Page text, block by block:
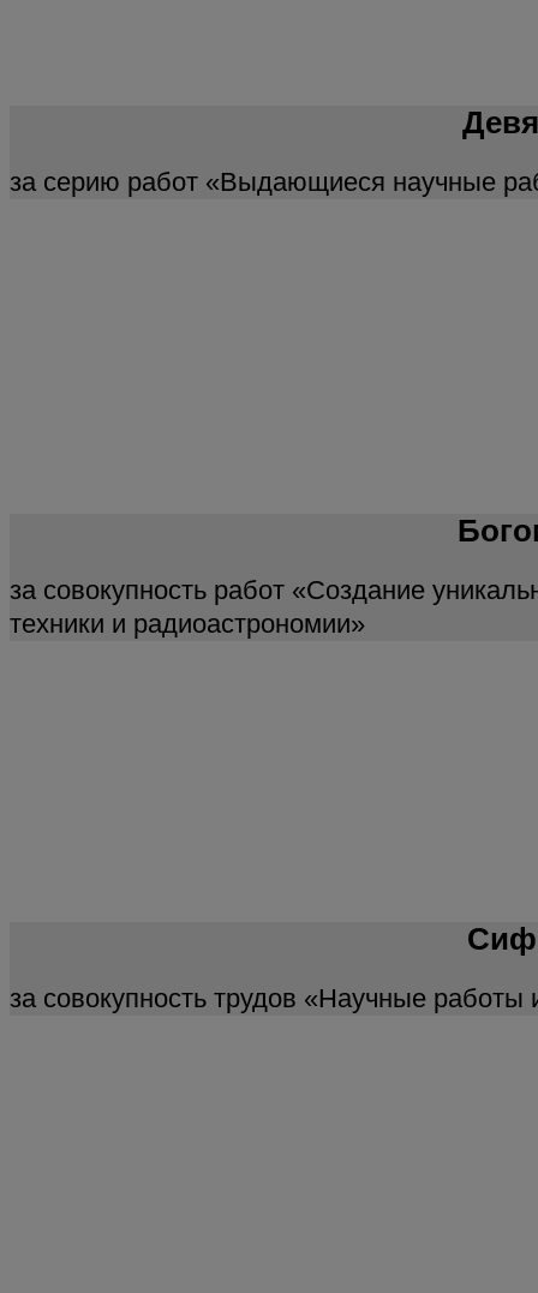
за серию работ «Выдающиеся научные
за совокупность работ «Создание
техники и радиоастрономии»
за совокупность трудов «Научные работы